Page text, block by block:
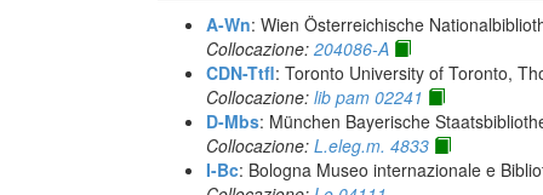
A-Wn: Wien Österreichische
Collocazione: 204086-A
CDN-Ttfl: Toronto University of Toronto,
Collocazione: lib pam 02241
D-Mbs: München Bayerische
Collocazione: L.eleg.m. 4833
I-Bc: Bologna Museo internazionale e